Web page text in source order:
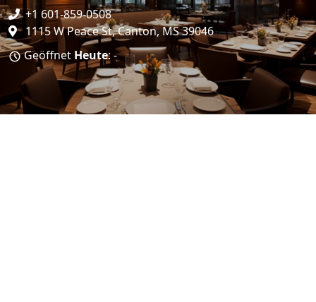
+1 601-859-0508
1115 W Peace St, Canton, MS 39046
Geöffnet Heute: -